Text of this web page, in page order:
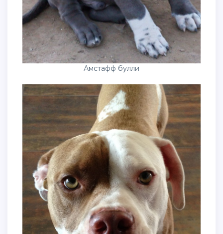
Амстафф булли